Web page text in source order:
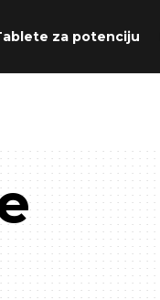
za potenciju